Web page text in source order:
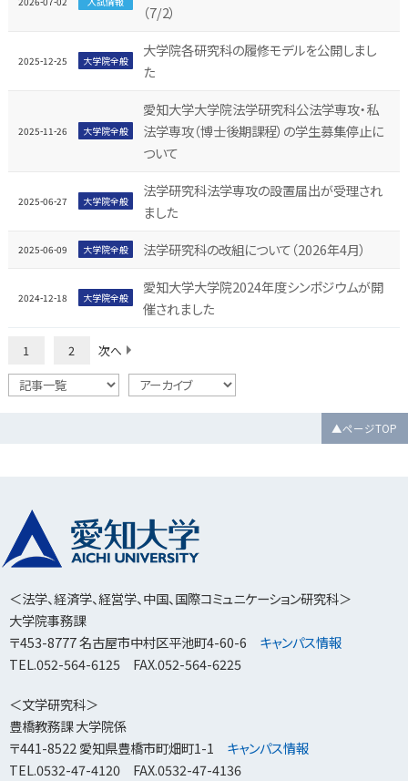
（7/2）
2025-12-25 大学院全般
大学院各研究科の履修モデルを公開しまし
た
2025-11-26 大学院全般
愛知大学大学院法学研究科公法学専攻・私
法学専攻（博士後期課程）の学生募集停止に
ついて
2025-06-27 大学院全般
法学研究科法学専攻の設置届出が受理され
ました
2025-06-09 大学院全般 法学研究科の改組について（2026年4月）
2024-12-18 大学院全般
愛知大学大学院2024年度シンポジウムが開
催されました
1 2 次へ
▲ページTOP
＜法学、経済学、経営学、中国、国際コミュニケーション研究科＞
大学院事務課
〒453-8777 名古屋市中村区平池町4-60-6 キャンパス情報
TEL.052-564-6125 FAX.052-564-6225
＜文学研究科＞
豊橋教務課 大学院係
〒441-8522 愛知県豊橋市町畑町1-1 キャンパス情報
TEL.0532-47-4120 FAX.0532-47-4136